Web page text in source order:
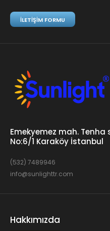
İLETIŞIM FORMU
Emekyemez mah. Tenha
No:6/1 Karaköy İstanbul
(532) 7489946
info@sunlighttr.com
Hakkımızda